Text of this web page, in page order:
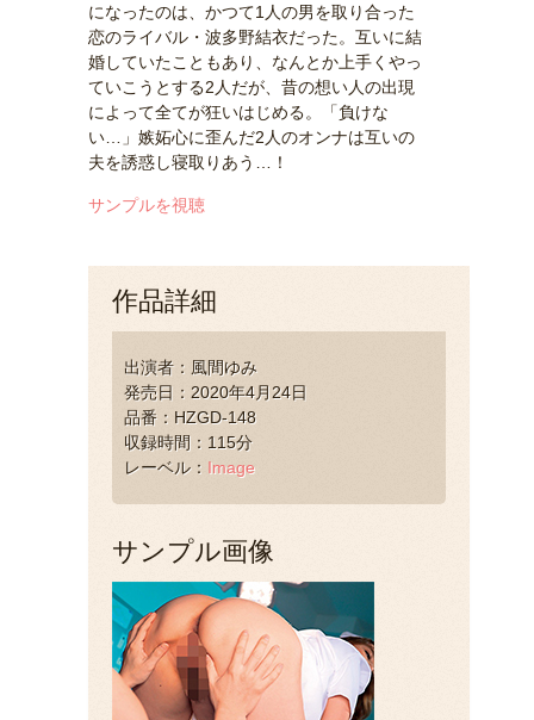
になったのは、かつて1人の男を取り合った
恋のライバル・波多野結衣だった。互いに結
婚していたこともあり、なんとか上手くやっ
ていこうとする2人だが、昔の想い人の出現
によって全てが狂いはじめる。「負けな
い…」嫉妬心に歪んだ2人のオンナは互いの
夫を誘惑し寝取りあう…！
サンプルを視聴
作品詳細
出演者：風間ゆみ
発売日：2020年4月24日
品番：HZGD-148
収録時間：115分
レーベル： Image
サンプル画像